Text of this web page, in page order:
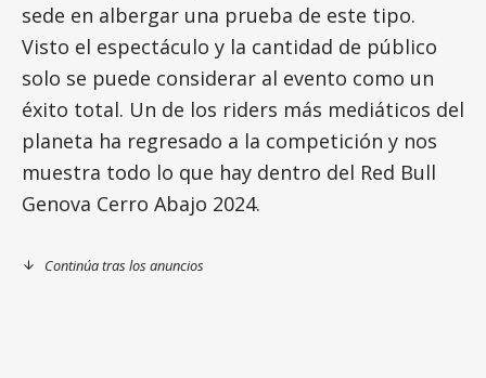
sede en albergar una prueba de este tipo.
Visto el espectáculo y la cantidad de público
solo se puede considerar al evento como un
éxito total. Un de los riders más mediáticos del
planeta ha regresado a la competición y nos
muestra todo lo que hay dentro del Red Bull
Genova Cerro Abajo 2024.
Continúa tras los anuncios